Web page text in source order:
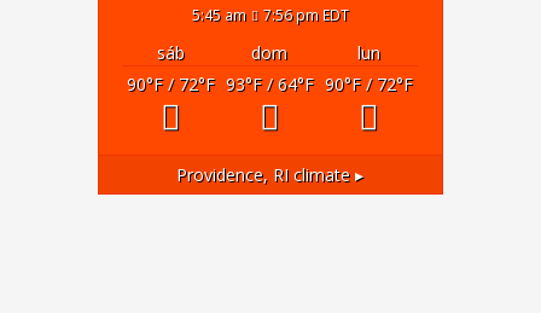
5:45 am 7:56 pm EDT
sáb dom
lun
90°F/ 72°F 93°F/ 64°F 90°F/ 72°F
Providence, RI climate ▸